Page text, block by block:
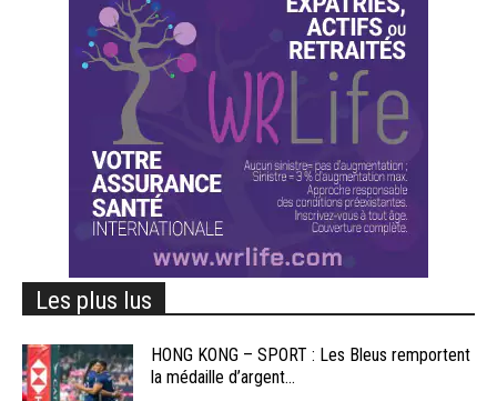
Les plus lus
HONG KONG – SPORT : Les Bleus remportent
la médaille d’argent...